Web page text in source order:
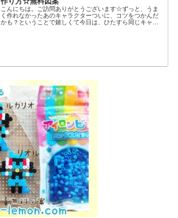
こんにちは。ご訪問ありがとうございます☆ずっと、うま
く作れなかったあのキャラクターついに、コツをつかんだ
かも？ということで嬉しくて今日は、ひたすら同じキャラ